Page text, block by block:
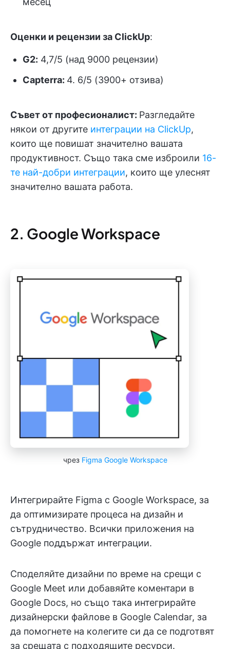
Оценки и рецензии за ClickUp:
G2: 4,7/5 (над 9000 рецензии)
Capterra: 4. 6/5 (3900+ отзива)
Съвет от професионалист: Разгледайте
някои от другите интеграции на ClickUp,
които ще повишат значително вашата
продуктивност. Също така сме изброили 16-
те най-добри интеграции, които ще улеснят
значително вашата работа.
2. Google Workspace
чрез Figma Google Workspace
Интегрирайте Figma с Google Workspace, за
да оптимизирате процеса на дизайн и
сътрудничество. Всички приложения на
Google поддържат интеграции.
Споделяйте дизайни по време на срещи с
Google Meet или добавяйте коментари в
Google Docs, но също така интегрирайте
дизайнерски файлове в Google Calendar, за
да помогнете на колегите си да се подготвят
за срещата с подходящите ресурси.